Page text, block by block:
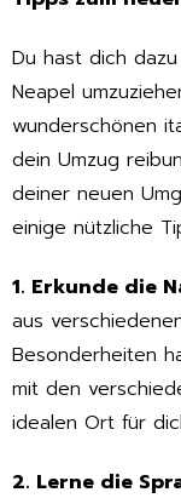
Du hast dich
Neapel
wunderschönen
dein Umzug
deiner neuen
einige nützliche
1. Erkunde die
aus
Besonderheiten
mit den
idealen Ort für
2. Lerne die